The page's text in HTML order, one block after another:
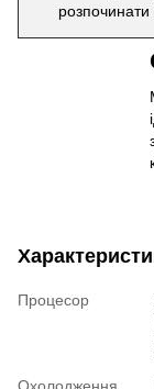
розпочинати
Процесор
Охолодження